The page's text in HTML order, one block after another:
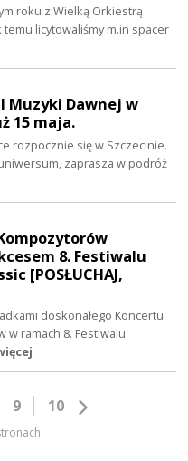
roku z Wielką Orkiestrą
licytowaliśmy m.in spacer
Muzyki Dawnej w
15 maja.
rozpocznie się w Szczecinie.
zaprasza w podróż
8. Festiwalu
[POSŁUCHAJ,
doskonałego Koncertu
w ramach 8. Festiwalu
9 10